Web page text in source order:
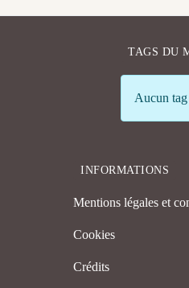
TAGS DU
Info
Aucun
INFORMATIONS
Mentions légales et
Cookies
Crédits